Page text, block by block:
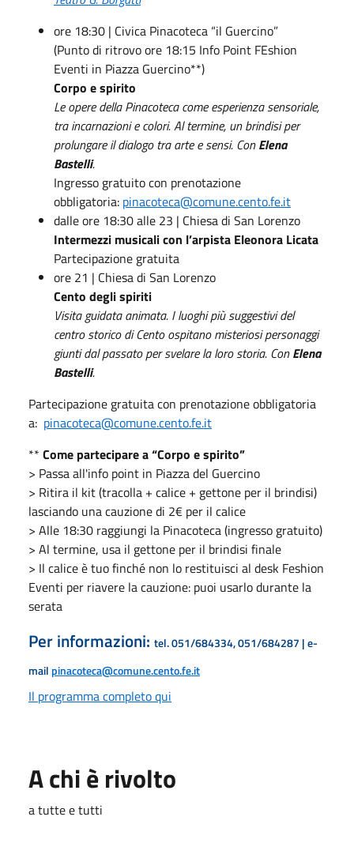
ore 18:30 | Civica Pinacoteca “il Guercino”
(Punto di ritrovo ore 18:15 Info Point FEshion
Eventi in Piazza Guercino**)
Corpo e spirito
Le opere della Pinacoteca come esperienza sensoriale,
tra incarnazioni e colori. Al termine, un brindisi per
prolungare il dialogo tra arte e sensi. ConElena
Bastelli.
Ingresso gratuito con prenotazione
obbligatoria: pinacoteca@comune.cento.fe.it
dalle ore 18:30 alle 23 | Chiesa di San Lorenzo
Intermezzi musicali con l’arpista Eleonora Licata
Partecipazione gratuita
ore 21 | Chiesa di San Lorenzo
Cento degli spiriti
Visita guidata animata. I luoghi più suggestivi del
centro storico di Cento ospitano misteriosi personaggi
giunti dal passato per svelare la loro storia. ConElena
Bastelli.
Partecipazione gratuita con prenotazione obbligatoria
a: pinacoteca@comune.cento.fe.it
** Come partecipare a “Corpo e spirito”
> Passa all'info point in Piazza del Guercino
> Ritira il kit (tracolla + calice + gettone per il brindisi)
lasciando una cauzione di 2€ per il calice
> Alle 18:30 raggiungi la Pinacoteca (ingresso gratuito)
> Al termine, usa il gettone per il brindisi finale
> Il calice è tuo finché non lo restituisci al desk Feshion
Eventi per riavere la cauzione: puoi usarlo durante la
serata
Per informazioni: tel. 051/684334, 051/684287 | e-
mail pinacoteca@comune.cento.fe.it
Il programma completo qui
A chi è rivolto
a tutte e tutti